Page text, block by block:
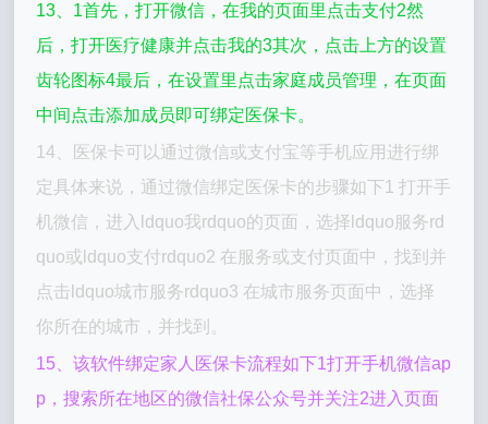
13、1首先，打开微信，在我的页面里点击支付2然
后，打开医疗健康并点击我的3其次，点击上方的设置
齿轮图标4最后，在设置里点击家庭成员管理，在页面
中间点击添加成员即可绑定医保卡。
14、医保卡可以通过微信或支付宝等手机应用进行绑
定具体来说，通过微信绑定医保卡的步骤如下1 打开手
机微信，进入ldquo我rdquo的页面，选择ldquo服务rd
quo或ldquo支付rdquo2 在服务或支付页面中，找到并
点击ldquo城市服务rdquo3 在城市服务页面中，选择
你所在的城市，并找到。
15、该软件绑定家人医保卡流程如下1打开手机微信ap
p，搜索所在地区的微信社保公众号并关注2进入页面